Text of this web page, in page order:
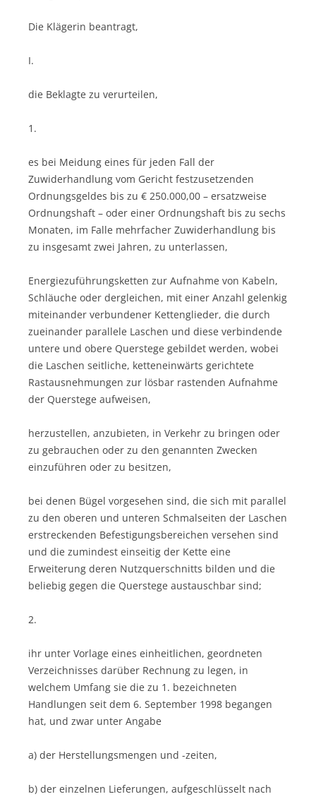
Die Klägerin beantragt,
I.
die Beklagte zu verurteilen,
1.
es bei Meidung eines für jeden Fall der
Zuwiderhandlung vom Gericht festzusetzenden
Ordnungsgeldes bis zu € 250.000,00 – ersatzweise
Ordnungshaft – oder einer Ordnungshaft bis zu sechs
Monaten, im Falle mehrfacher Zuwiderhandlung bis
zu insgesamt zwei Jahren, zu unterlassen,
Energiezuführungsketten zur Aufnahme von Kabeln,
Schläuche oder dergleichen, mit einer Anzahl gelenkig
miteinander verbundener Kettenglieder, die durch
zueinander parallele Laschen und diese verbindende
untere und obere Querstege gebildet werden, wobei
die Laschen seitliche, ketteneinwärts gerichtete
Rastausnehmungen zur lösbar rastenden Aufnahme
der Querstege aufweisen,
herzustellen, anzubieten, in Verkehr zu bringen oder
zu gebrauchen oder zu den genannten Zwecken
einzuführen oder zu besitzen,
bei denen Bügel vorgesehen sind, die sich mit parallel
zu den oberen und unteren Schmalseiten der Laschen
erstreckenden Befestigungsbereichen versehen sind
und die zumindest einseitig der Kette eine
Erweiterung deren Nutzquerschnitts bilden und die
beliebig gegen die Querstege austauschbar sind;
2.
ihr unter Vorlage eines einheitlichen, geordneten
Verzeichnisses darüber Rechnung zu legen, in
welchem Umfang sie die zu 1. bezeichneten
Handlungen seit dem 6. September 1998 begangen
hat, und zwar unter Angabe
a) der Herstellungsmengen und -zeiten,
b) der einzelnen Lieferungen, aufgeschlüsselt nach